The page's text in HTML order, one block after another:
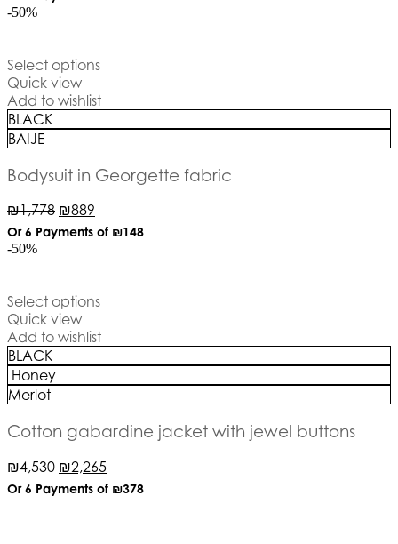
-50%
Select options
Quick view
Add to wishlist
BLACK
BAIJE
Bodysuit in Georgette fabric
₪1,778 ₪889
Or 6 Payments of ₪148
-50%
Select options
Quick view
Add to wishlist
BLACK
Honey
Merlot
Cotton gabardine jacket with jewel buttons
₪4,530 ₪2,265
Or 6 Payments of ₪378